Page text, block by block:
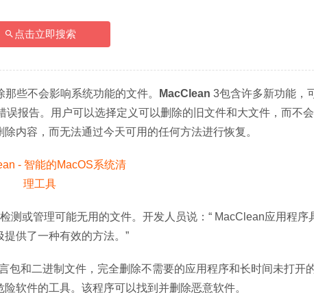
点击立即搜索
那些不会影响系统功能的文件。 MacClean 3包含许多新功能，
报告。用户可以选择定义可以删除的旧文件和大文件，而不
内容，而无法通过今天可用的任何方法进行恢复。
测或管理可能无用的文件。开发人员说：“ MacClean应用程序
供了一种有效的方法。”
包和二进制文件，完全删除不需要的应用程序和长时间未打开
软件的工具。该程序可以找到并删除恶意软件。